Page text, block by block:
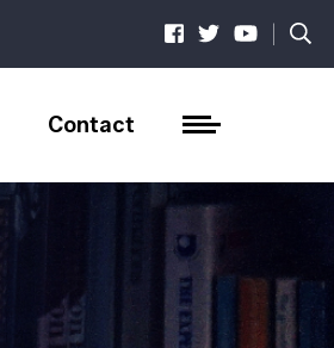
|
Contact